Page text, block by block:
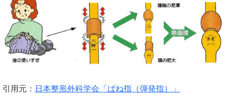
引用元： 日本整形外科学会「ばね指（弾発指）」